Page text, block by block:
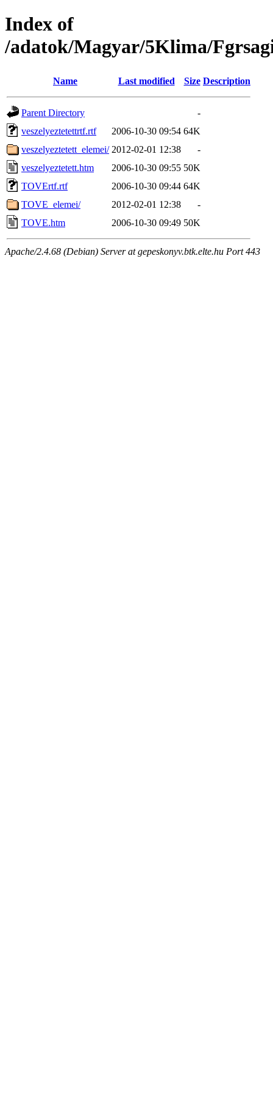
Index of
/adatok/Magyar/5Klima/
Name Last modified Size Description
Parent Directory
-
veszelyeztetettrtf.rtf
2006-10-30 09:54 64K
veszelyeztetett_elemei/ 2012-02-01 12:38
-
veszelyeztetett.htm
2006-10-30 09:55 50K
TOVErtf.rtf
2006-10-30 09:44 64K
TOVE_elemei/
2012-02-01 12:38
-
TOVE.htm
2006-10-30 09:49 50K
Apache/2.4.68 (Debian) Server at gepeskonyv.btk.elte.hu Port 443